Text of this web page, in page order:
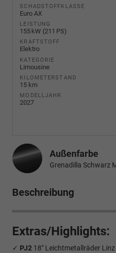
SCHADSTOFFKLASSE
Euro AX
LEISTUNG
155 kW (211 PS)
KRAFTSTOFF
Elektro
KATEGORIE
Limousine
KILOMETERSTAND
15 km
MODELLJAHR
2027
Außenfarbe
Grenadilla Schwarz
Beschreibung
Extras/Highlights:
✓ PJ2 18" Leichtmetallräder Linz